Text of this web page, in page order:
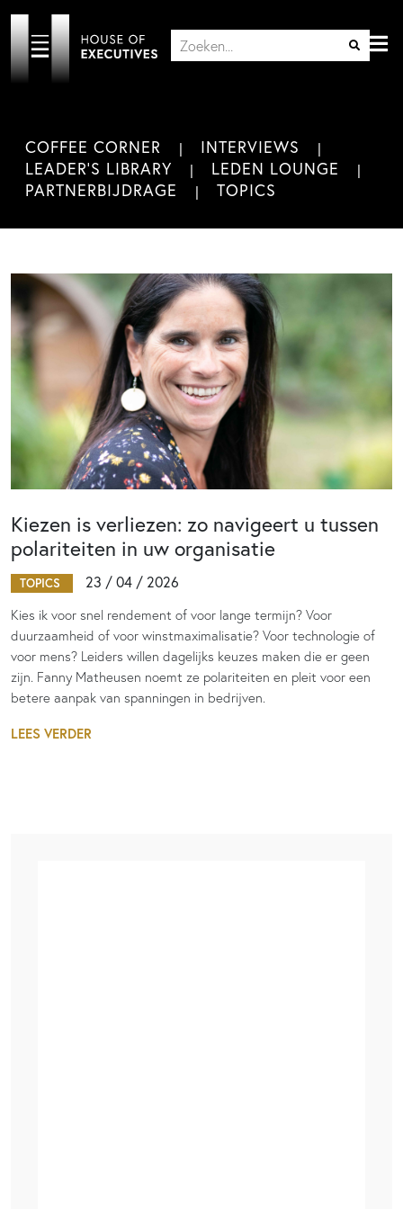
COFFEE CORNER
INTERVIEWS
LEADER'S LIBRARY
LEDEN LOUNGE
PARTNERBIJDRAGE
TOPICS
Kiezen is verliezen: zo navigeert u tussen
polariteiten in uw organisatie
TOPICS 23 / 04 / 2026
Kies ik voor snel rendement of voor lange termijn? Voor
duurzaamheid of voor winstmaximalisatie? Voor technologie of
voor mens? Leiders willen dagelijks keuzes maken die er geen
zijn. Fanny Matheusen noemt ze polariteiten en pleit voor een
betere aanpak van spanningen in bedrijven.
LEES VERDER